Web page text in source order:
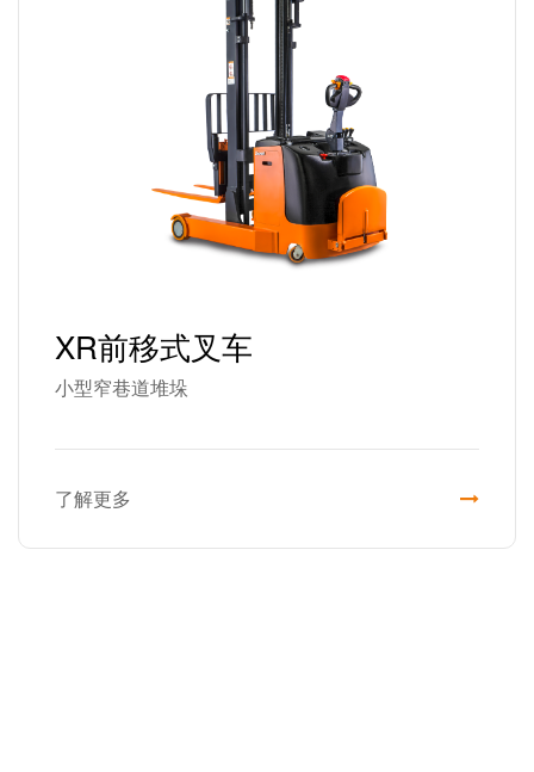
XR前移式叉车
小型窄巷道堆垛
了解更多